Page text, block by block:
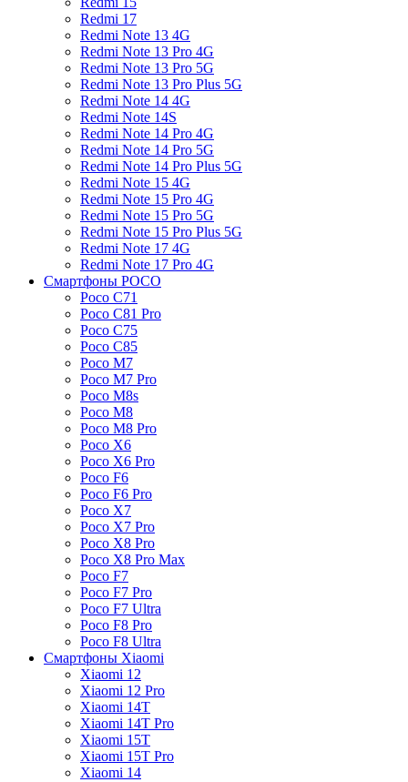
Redmi 17
Redmi Note 13 4G
Redmi Note 13 Pro 4G
Redmi Note 13 Pro 5G
Redmi Note 13 Pro Plus 5G
Redmi Note 14 4G
Redmi Note 14S
Redmi Note 14 Pro 4G
Redmi Note 14 Pro 5G
Redmi Note 14 Pro Plus 5G
Redmi Note 15 4G
Redmi Note 15 Pro 4G
Redmi Note 15 Pro 5G
Redmi Note 15 Pro Plus 5G
Redmi Note 17 4G
Redmi Note 17 Pro 4G
Смартфоны POCO
Poco C71
Poco C81 Pro
Poco C75
Poco C85
Poco M7
Poco M7 Pro
Poco M8s
Poco M8
Poco M8 Pro
Poco X6
Poco X6 Pro
Poco F6
Poco F6 Pro
Poco X7
Poco X7 Pro
Poco X8 Pro
Poco X8 Pro Max
Poco F7
Poco F7 Pro
Poco F7 Ultra
Poco F8 Pro
Poco F8 Ultra
Смартфоны Xiaomi
Xiaomi 12
Xiaomi 12 Pro
Xiaomi 14T
Xiaomi 14T Pro
Xiaomi 15T
Xiaomi 15T Pro
Xiaomi 14